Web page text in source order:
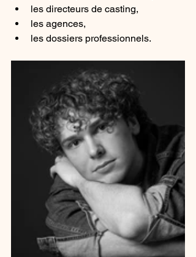
les directeurs de casting,
les agences,
les dossiers professionnels.